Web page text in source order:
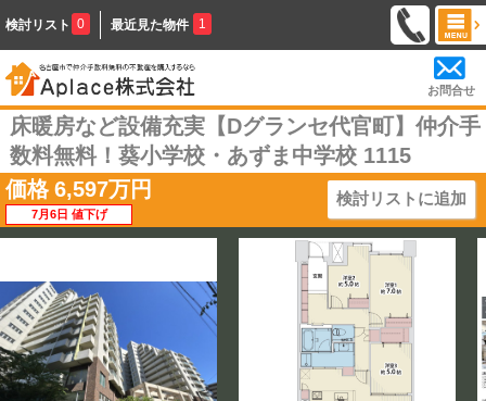
検討リスト 0 最近見た物件 1
お問合せ
床暖房など設備充実【Dグランセ代官町】仲介手
数料無料！葵小学校・あずま中学校 1115
価格 6,597万円
7月6日 値下げ
検討リストに追加